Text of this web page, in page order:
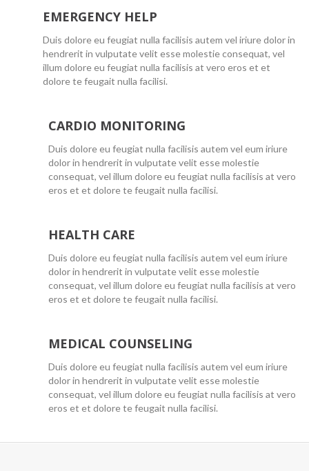
EMERGENCY HELP
Duis dolore eu feugiat nulla facilisis autem vel iriure dolor in
hendrerit in vulputate velit esse molestie consequat, vel
illum dolore eu feugiat nulla facilisis at vero eros et et
dolore te feugait nulla facilisi.
CARDIO MONITORING
Duis dolore eu feugiat nulla facilisis autem vel eum iriure
dolor in hendrerit in vulputate velit esse molestie
consequat, vel illum dolore eu feugiat nulla facilisis at vero
eros et et dolore te feugait nulla facilisi.
HEALTH CARE
Duis dolore eu feugiat nulla facilisis autem vel eum iriure
dolor in hendrerit in vulputate velit esse molestie
consequat, vel illum dolore eu feugiat nulla facilisis at vero
eros et et dolore te feugait nulla facilisi.
MEDICAL COUNSELING
Duis dolore eu feugiat nulla facilisis autem vel eum iriure
dolor in hendrerit in vulputate velit esse molestie
consequat, vel illum dolore eu feugiat nulla facilisis at vero
eros et et dolore te feugait nulla facilisi.